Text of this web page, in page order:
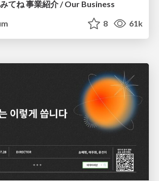
てね 事業紹介 / Our Business
8 61k